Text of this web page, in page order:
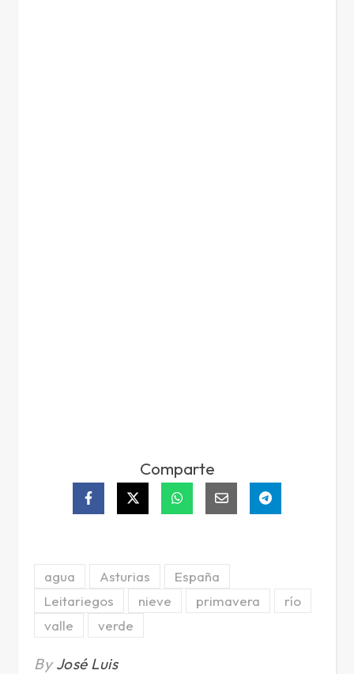
Comparte
agua Asturias
España
Leitariegos
nieve primavera
río
valle
verde
ByJosé Luis